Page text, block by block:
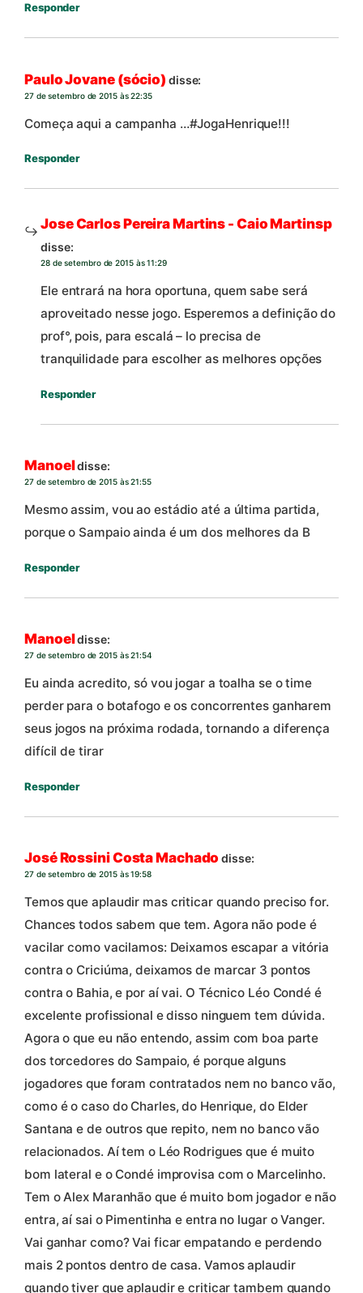
Responder
Paulo Jovane (sócio) disse:
27 de setembro de 2015 às 22:35
Começa aqui a campanha …#JogaHenrique!!!
Responder
Jose Carlos Pereira Martins - Caio Martinsp
disse:
28 de setembro de 2015 às 11:29
Ele entrará na hora oportuna, quem sabe será
aproveitado nesse jogo. Esperemos a definição do
prof°, pois, para escalá – lo precisa de
tranquilidade para escolher as melhores opções
Responder
Manoeldisse:
27 de setembro de 2015 às 21:55
Mesmo assim, vou ao estádio até a última partida,
porque o Sampaio ainda é um dos melhores da B
Responder
Manoeldisse:
27 de setembro de 2015 às 21:54
Eu ainda acredito, só vou jogar a toalha se o time
perder para o botafogo e os concorrentes ganharem
seus jogos na próxima rodada, tornando a diferença
difícil de tirar
Responder
José Rossini Costa Machado disse:
27 de setembro de 2015 às 19:58
Temos que aplaudir mas criticar quando preciso for.
Chances todos sabem que tem. Agora não pode é
vacilar como vacilamos: Deixamos escapar a vitória
contra o Criciúma, deixamos de marcar 3 pontos
contra o Bahia, e por aí vai. O Técnico Léo Condé é
excelente profissional e disso ninguem tem dúvida.
Agora o que eu não entendo, assim com boa parte
dos torcedores do Sampaio, é porque alguns
jogadores que foram contratados nem no banco vão,
como é o caso do Charles, do Henrique, do Elder
Santana e de outros que repito, nem no banco vão
relacionados. Aí tem o Léo Rodrigues que é muito
bom lateral e o Condé improvisa com o Marcelinho.
Tem o Alex Maranhão que é muito bom jogador e não
entra, aí sai o Pimentinha e entra no lugar o Vanger.
Vai ganhar como? Vai ficar empatando e perdendo
mais 2 pontos dentro de casa. Vamos aplaudir
quando tiver que aplaudir e criticar tambem quando